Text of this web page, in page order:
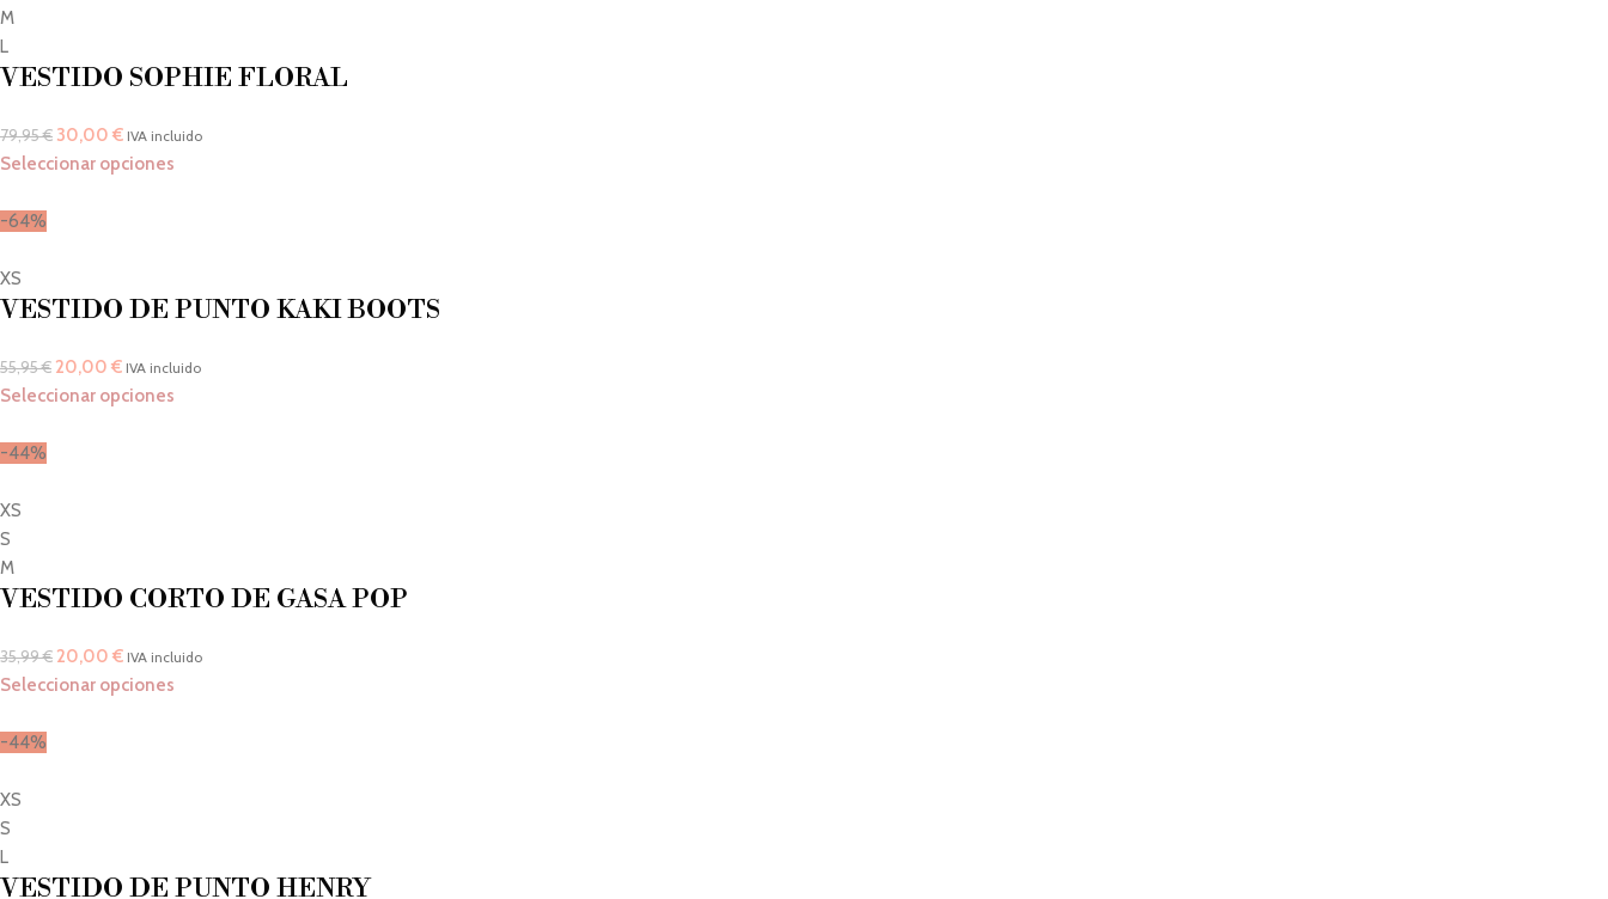
M
L
VESTIDO SOPHIE FLORAL
79,95€ 30,00 € IVA incluido
Seleccionar opciones
-64%
XS
VESTIDO DE PUNTO KAKI BOOTS
55,95€ 20,00 € IVA incluido
Seleccionar opciones
-44%
XS
S
M
VESTIDO CORTO DE GASA POP
35,99€ 20,00 € IVA incluido
Seleccionar opciones
-44%
XS
S
L
VESTIDO DE PUNTO HENRY